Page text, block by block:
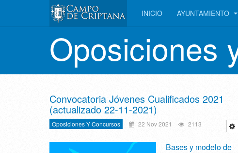
INICIO AYUNTAMIENTO
Oposiciones
Convocatoria Jóvenes Cualificados 2021
(actualizado 22-11-2021)
Oposiciones Y Concursos 22 Nov 2021 2113
Bases y modelo de